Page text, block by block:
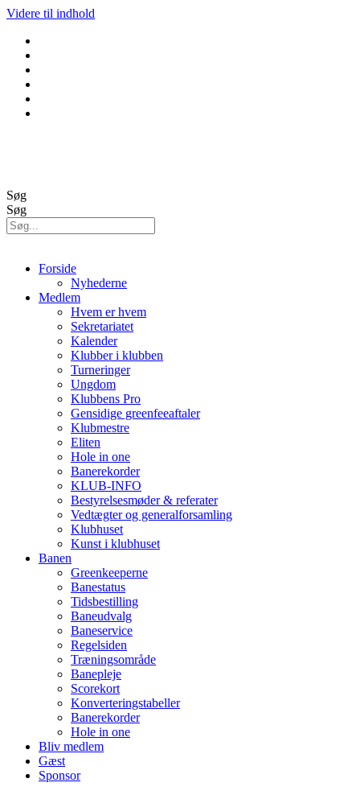
Videre til indhold
Søg
Søg
Forside
Nyhederne
Medlem
Hvem er hvem
Sekretariatet
Kalender
Klubber i klubben
Turneringer
Ungdom
Klubbens Pro
Gensidige greenfeeaftaler
Klubmestre
Eliten
Hole in one
Banerekorder
KLUB-INFO
Bestyrelsesmøder & referater
Vedtægter og generalforsamling
Klubhuset
Kunst i klubhuset
Banen
Greenkeeperne
Banestatus
Tidsbestilling
Baneudvalg
Baneservice
Regelsiden
Træningsområde
Banepleje
Scorekort
Konverteringstabeller
Banerekorder
Hole in one
Bliv medlem
Gæst
Sponsor